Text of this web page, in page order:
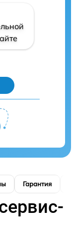
Гарантия